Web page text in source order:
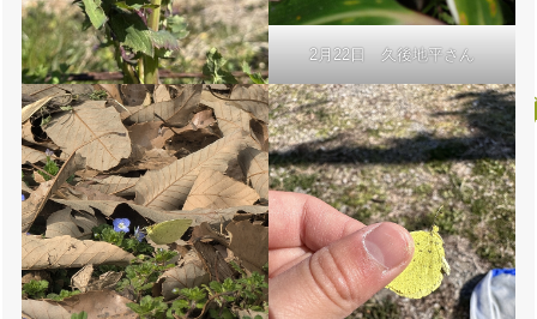
2月22日 久後地平さん